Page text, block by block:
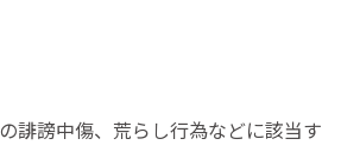
誹謗中傷、荒らし行為などに該当す